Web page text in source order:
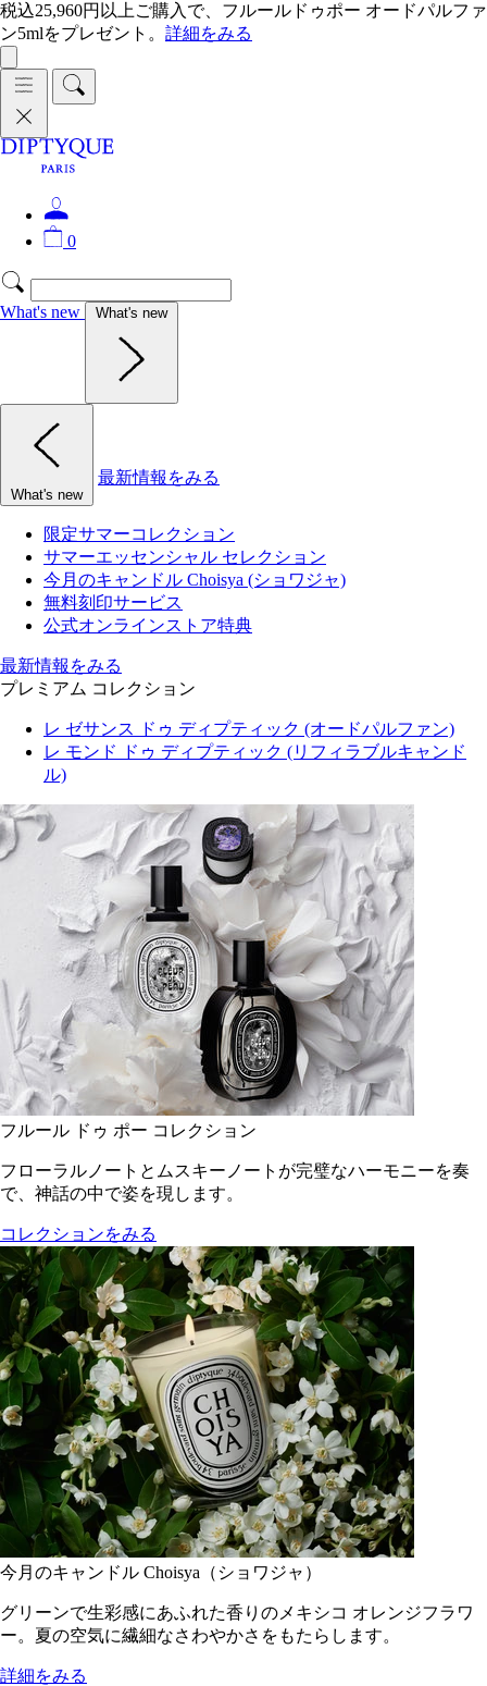
税込25,960円以上ご購入で、フルールドゥポー オードパルファ
ン5mlをプレゼント。 詳細をみる
0
What's new What's new
What's new
最新情報をみる
限定サマーコレクション
サマーエッセンシャル セレクション
今月のキャンドル Choisya (ショワジャ)
無料刻印サービス
公式オンラインストア特典
最新情報をみる
プレミアム コレクション
レ ゼサンス ドゥ ディプティック (オードパルファン)
レ モンド ドゥ ディプティック (リフィラブルキャンド
ル)
フルール ドゥ ポー コレクション
フローラルノートとムスキーノートが完璧なハーモニーを奏
で、神話の中で姿を現します。
コレクションをみる
今月のキャンドル Choisya（ショワジャ）
グリーンで生彩感にあふれた香りのメキシコ オレンジフラワ
ー。夏の空気に繊細なさわやかさをもたらします。
詳細をみる